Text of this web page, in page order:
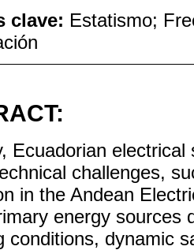
clave: Estatismo;
Ecuadorian
challenges,
in the Andean
energy sources
conditions, dynamic